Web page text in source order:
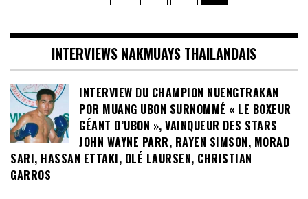
publications
INTERVIEWS NAKMUAYS THAILANDAIS
INTERVIEW DU CHAMPION NUENGTRAKAN
POR MUANG UBON SURNOMMÉ « LE BOXEUR
GÉANT D’UBON », VAINQUEUR DES STARS
JOHN WAYNE PARR, RAYEN SIMSON, MORAD
SARI, HASSAN ETTAKI, OLÉ LAURSEN, CHRISTIAN
GARROS